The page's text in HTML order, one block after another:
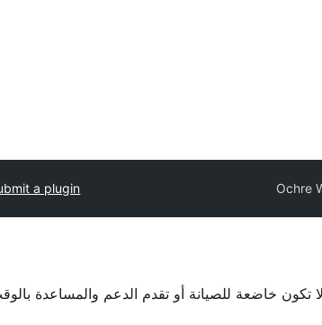
Ochre
a plugin
تكون خاضعة للصيانة أو تقدم الدعم والمساعدة